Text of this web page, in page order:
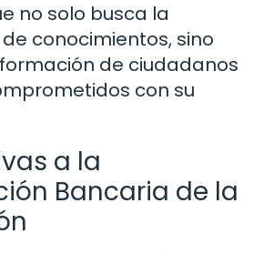
no solo busca la
conocimientos, sino
de ciudadanos
con su
a la
Bancaria de la